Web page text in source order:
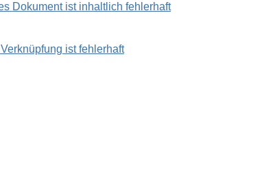
➔Dieses Dokument ist inhaltlich fehlerhaft
➔Eine Verknüpfung ist fehlerhaft